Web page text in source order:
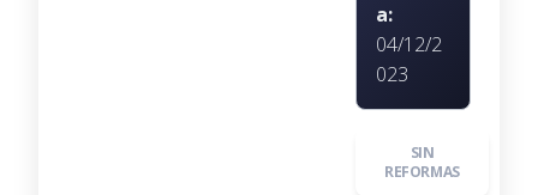
a:
04/12/2
023
SIN
REFORMAS